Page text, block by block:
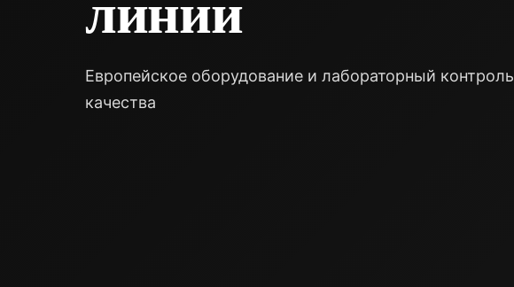
Европейское оборудование и лабораторный контроль
качества